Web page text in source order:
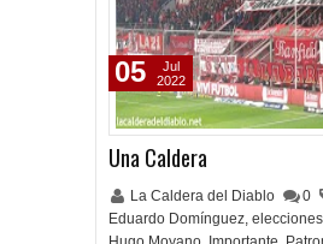
Una Caldera
La Caldera del Diablo 0
Eduardo Domínguez, elecciones
05
Jul
2022